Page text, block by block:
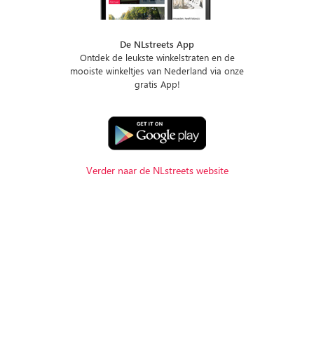
De NLstreets App
Ontdek de leukste winkelstraten en de
mooiste winkeltjes van Nederland via onze
gratis App!
Verder naar de NLstreets website